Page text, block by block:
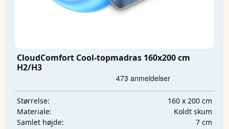
CloudComfort Cool-topmadras 160x200 cm
H2/H3
Størrelse:
160 x 200 cm
Materiale:
Koldt skum
Samlet højde:
7 cm